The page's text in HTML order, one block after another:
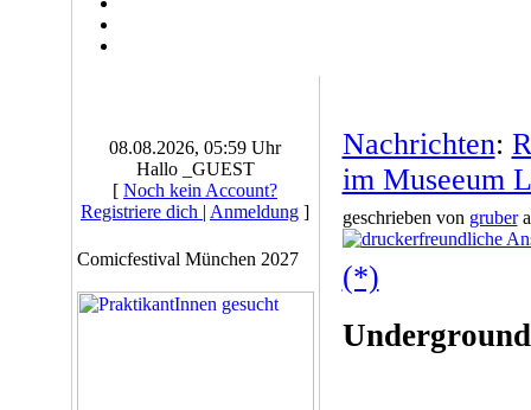
08.08.2026, 05:59 Uhr
Hallo _GUEST
[ Noch kein Account?
Registriere dich | Anmeldung ]
Comicfestival München 2027
Nachrichten:
im Museeum
geschrieben von gruber
(*)